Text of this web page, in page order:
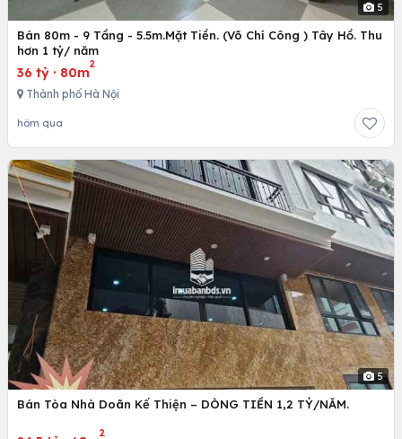
5
Bán 80m - 9 Tầng - 5.5m.Mặt Tiền. (Võ Chí Công ) Tây Hồ. Thu
hơn 1 tỷ/ năm
36 tỷ · 80m
2
Thành phố Hà Nội
hôm qua
5
Bán Tòa Nhà Doãn Kế Thiện – DÒNG TIỀN 1,2 TỶ/NĂM.
2